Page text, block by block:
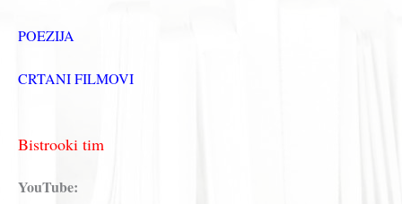
POEZIJA
CRTANI FILMOVI
Bistrooki tim
YouTube: